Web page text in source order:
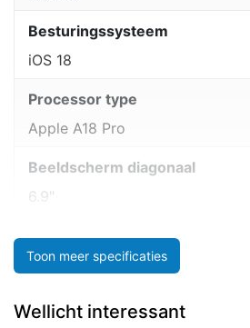
Besturingssysteem
iOS 18
Processor type
Apple A18 Pro
Beeldscherm diagonaal
6.9"
Toon meer specificaties
Wellicht interessant